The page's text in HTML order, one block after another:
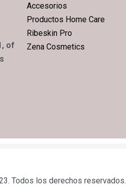
of
Accesorios
Productos Home Care
Ribeskin Pro
Zena Cosmetics
Todos los derechos reservados.